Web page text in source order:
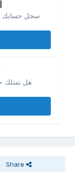
سجل حسابك
هل تمتلك
Share